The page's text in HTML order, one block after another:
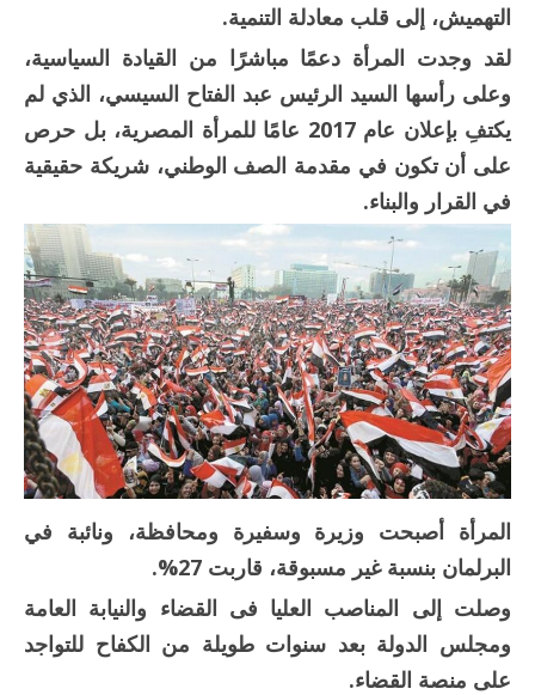
التهميش، إلى قلب معادلة التنمية.
لقد وجدت المرأة دعمًا مباشرًا من القيادة السياسية،
وعلى رأسها السيد الرئيس عبد الفتاح السيسي، الذي لم
يكتفِ بإعلان عام 2017 عامًا للمرأة المصرية، بل حرص
على أن تكون في مقدمة الصف الوطني، شريكة حقيقية
في القرار والبناء.
المرأة أصبحت وزيرة وسفيرة ومحافظة، ونائبة في
البرلمان بنسبة غير مسبوقة، قاربت 27%.
وصلت إلى المناصب العليا فى القضاء والنيابة العامة
ومجلس الدولة بعد سنوات طويلة من الكفاح للتواجد
على منصة القضاء.